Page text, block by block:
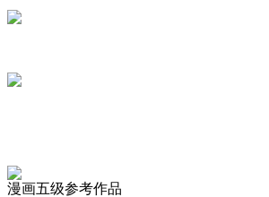
漫画五级参考作品